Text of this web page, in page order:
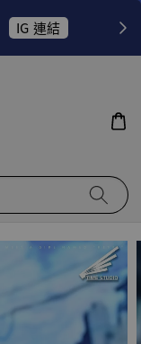
IG 連結